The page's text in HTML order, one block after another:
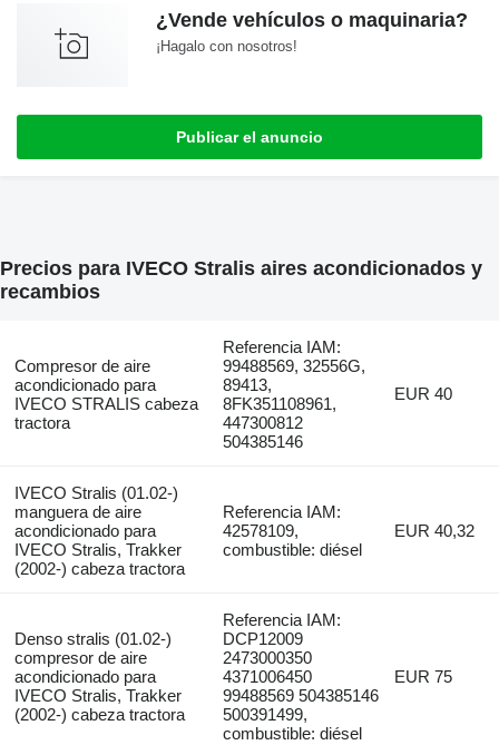
¿Vende vehículos o maquinaria?
¡Hagalo con nosotros!
Publicar el anuncio
Precios para IVECO Stralis aires acondicionados y
recambios
Compresor de aire
acondicionado para
IVECO STRALIS cabeza
tractora
Referencia IAM:
99488569, 32556G,
89413,
8FK351108961,
447300812
504385146
EUR 40
IVECO Stralis (01.02-)
manguera de aire
acondicionado para
IVECO Stralis, Trakker
(2002-) cabeza tractora
Referencia IAM:
42578109,
combustible: diésel
EUR 40,32
Denso stralis (01.02-)
compresor de aire
acondicionado para
IVECO Stralis, Trakker
(2002-) cabeza tractora
Referencia IAM:
DCP12009
2473000350
4371006450
99488569 504385146
500391499,
combustible: diésel
EUR 75